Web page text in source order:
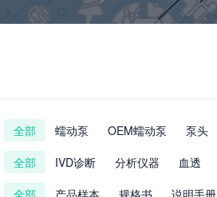
全部 蠕动泵 OEM蠕动泵 泵头
全部 IVD诊断 分析仪器 血透
全部 产品样本 规格书 说明手册